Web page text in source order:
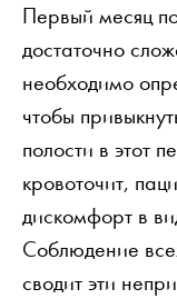
Первый месяц
достаточно
необходимо
чтобы
полости в этот
кровоточит,
дискомфорт в
Соблюдение
сводит эти